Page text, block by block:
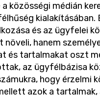
közösségi médián
kialakításában.
és az ügyfelei
hanem
és tartalmakat oszt
az ügyfélbázisa
hogy érzelmi
azok a tartalmak,